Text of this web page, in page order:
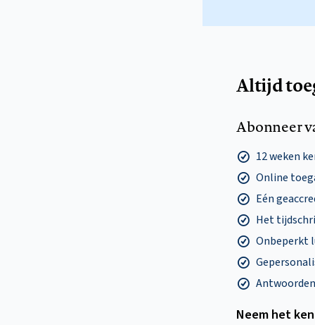
Altijd
Abonneer
12 weken
Online
Eén
Het
Onbeperkt
Neem het